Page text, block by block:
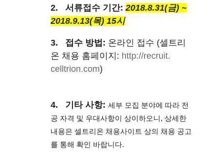
2. 서류접수 기간: 2018.8.31(금) ~
2018.9.13(목) 15시
3. 접수 방법 : 온라인 접수 (셀트리
온 채용 홈페이지 : http://recruit.
celltrion.com)
4. 기타 사항: 세부 모집 분야에 따라 전
공 자격 및 우대사항이 상이하오니, 상세한
내용은 셀트리온 채용사이트 상의 채용 공고
를 통해 확인 바랍니다.